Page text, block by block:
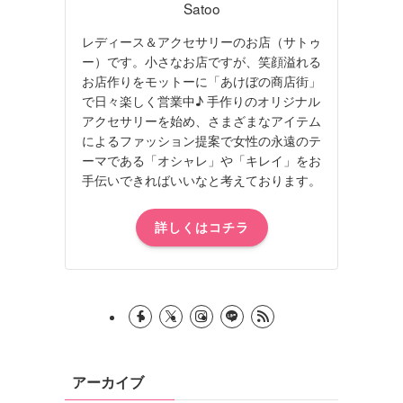
Satoo
レディース＆アクセサリーのお店（サトゥ
ー）です。小さなお店ですが、笑顔溢れる
お店作りをモットーに「あけぼの商店街」
で日々楽しく営業中♪ 手作りのオリジナル
アクセサリーを始め、さまざまなアイテム
によるファッション提案で女性の永遠のテ
ーマである「オシャレ」や「キレイ」をお
手伝いできればいいなと考えております。
詳しくはコチラ
アーカイブ